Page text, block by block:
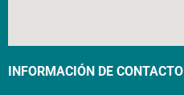
INFORMACIÓN DE CONTACTO